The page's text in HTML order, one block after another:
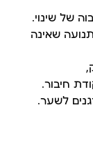
של שינוי.
שאינה
חיבור.
לשער.